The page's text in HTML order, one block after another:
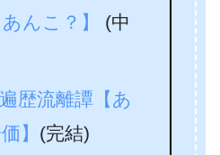
んこ？】 (中
歴流離譚【あ
】 (完結)